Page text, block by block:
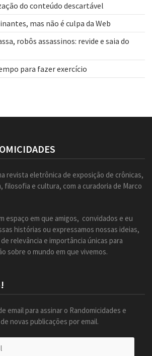
do conteúdo descartável
mas não é culpa da Web
robôs assassinos: revide e saia do
para fazer exercício
revista eletrônica de exposição de crônicas,
filosofia e cultura, com a curadoria de Marco
espaço em que amigos, convidados e eu
histórias ou expressamos nossas ideias,
relevância e importância únicas para
sobre o mundo em que vivemos.
email para assinar o Randomicidades e
novas publicações por email.